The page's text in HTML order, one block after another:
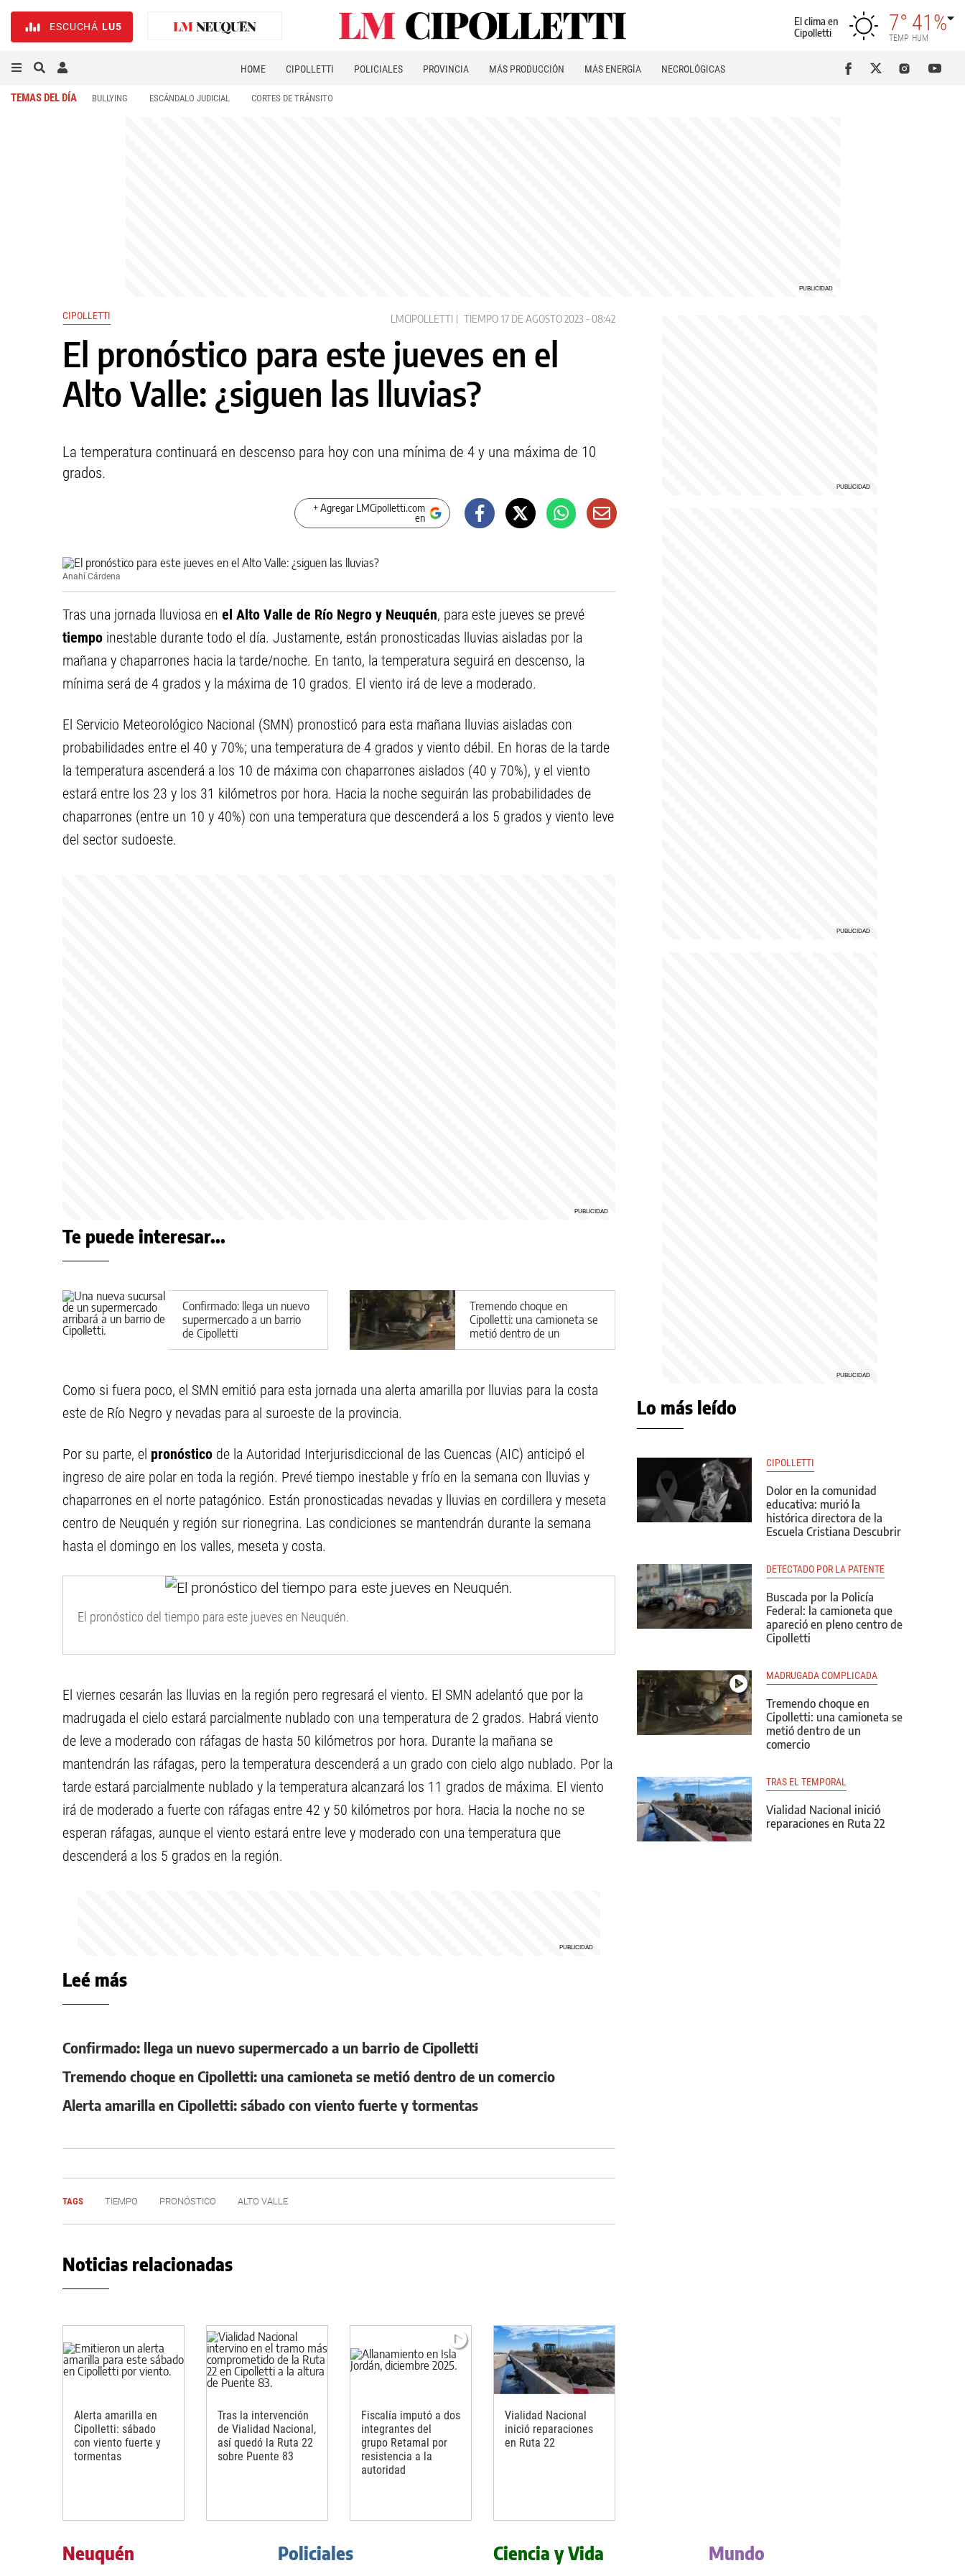
ESCUCHÁ LU5
El clima en
Cipolletti
7°
TEMP
41%
HUM
HOME CIPOLLETTI POLICIALES PROVINCIA MÁS PRODUCCIÓN MÁS ENERGÍA NECROLÓGICAS
TEMAS DEL DÍA BULLYING ESCÁNDALO JUDICIAL CORTES DE TRÁNSITO
CIPOLLETTI LMCIPOLLETTI TIEMPO 17 DE AGOSTO 2023 - 08:42
El pronóstico para este jueves en el
Alto Valle: ¿siguen las lluvias?
La temperatura continuará en descenso para hoy con una mínima de 4 y una máxima de 10
grados.
+ Agregar LMCipolletti.com
en
Anahí Cárdena
Tras una jornada lluviosa en el Alto Valle de Río Negro y Neuquén, para este jueves se prevé
tiempo inestable durante todo el día. Justamente, están pronosticadas lluvias aisladas por la
mañana y chaparrones hacia la tarde/noche. En tanto, la temperatura seguirá en descenso, la
mínima será de 4 grados y la máxima de 10 grados. El viento irá de leve a moderado.
El Servicio Meteorológico Nacional (SMN) pronosticó para esta mañana lluvias aisladas con
probabilidades entre el 40 y 70%; una temperatura de 4 grados y viento débil. En horas de la tarde
la temperatura ascenderá a los 10 de máxima con chaparrones aislados (40 y 70%), y el viento
estará entre los 23 y los 31 kilómetros por hora. Hacia la noche seguirán las probabilidades de
chaparrones (entre un 10 y 40%) con una temperatura que descenderá a los 5 grados y viento leve
del sector sudoeste.
Te puede interesar...
Confirmado: llega un nuevo
supermercado a un barrio
de Cipolletti
Tremendo choque en
Cipolletti: una camioneta se
metió dentro de un
comercio
Como si fuera poco, el SMN emitió para esta jornada una alerta amarilla por lluvias para la costa
este de Río Negro y nevadas para al suroeste de la provincia.
Por su parte, el pronóstico de la Autoridad Interjurisdiccional de las Cuencas (AIC) anticipó el
ingreso de aire polar en toda la región. Prevé tiempo inestable y frío en la semana con lluvias y
chaparrones en el norte patagónico. Están pronosticadas nevadas y lluvias en cordillera y meseta
centro de Neuquén y región sur rionegrina. Las condiciones se mantendrán durante la semana
hasta el domingo en los valles, meseta y costa.
El pronóstico del tiempo para este jueves en Neuquén.
El viernes cesarán las lluvias en la región pero regresará el viento. El SMN adelantó que por la
madrugada el cielo estará parcialmente nublado con una temperatura de 2 grados. Habrá viento
de leve a moderado con ráfagas de hasta 50 kilómetros por hora. Durante la mañana se
mantendrán las ráfagas, pero la temperatura descenderá a un grado con cielo algo nublado. Por la
tarde estará parcialmente nublado y la temperatura alcanzará los 11 grados de máxima. El viento
irá de moderado a fuerte con ráfagas entre 42 y 50 kilómetros por hora. Hacia la noche no se
esperan ráfagas, aunque el viento estará entre leve y moderado con una temperatura que
descenderá a los 5 grados en la región.
Leé más
Confirmado: llega un nuevo supermercado a un barrio de Cipolletti
Tremendo choque en Cipolletti: una camioneta se metió dentro de un comercio
Alerta amarilla en Cipolletti: sábado con viento fuerte y tormentas
TAGS TIEMPO PRONÓSTICO ALTO VALLE
Noticias relacionadas
Alerta amarilla en
Cipolletti: sábado
con viento fuerte y
tormentas
Tras la intervención
de Vialidad Nacional,
así quedó la Ruta 22
sobre Puente 83
Fiscalía imputó a dos
integrantes del
grupo Retamal por
resistencia a la
autoridad
Vialidad Nacional
inició reparaciones
en Ruta 22
Lo más leído
CIPOLLETTI
Dolor en la comunidad
educativa: murió la
histórica directora de la
Escuela Cristiana Descubrir
DETECTADO POR LA PATENTE
Buscada por la Policía
Federal: la camioneta que
apareció en pleno centro de
Cipolletti
MADRUGADA COMPLICADA
Tremendo choque en
Cipolletti: una camioneta se
metió dentro de un
comercio
TRAS EL TEMPORAL
Vialidad Nacional inició
reparaciones en Ruta 22
Neuquén Policiales Ciencia y Vida Mundo